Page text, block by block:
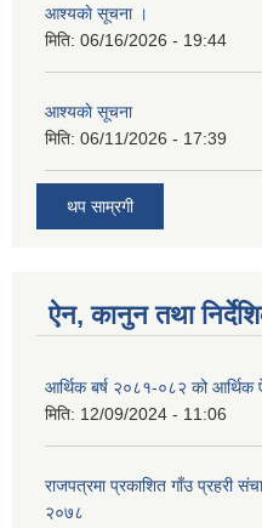
आश्यकाे सूचना ।
मिति: 06/16/2026 - 19:44
आश्यकाे सूचना
मिति: 06/11/2026 - 17:39
थप साम्रगी
ऐन, कानुन तथा
आर्थिक बर्ष २०८१-०८२ को आर्थिक
मिति: 12/09/2024 - 11:06
राजपत्रमा प्रकाशित गाँउ प्रहरी
२०७८